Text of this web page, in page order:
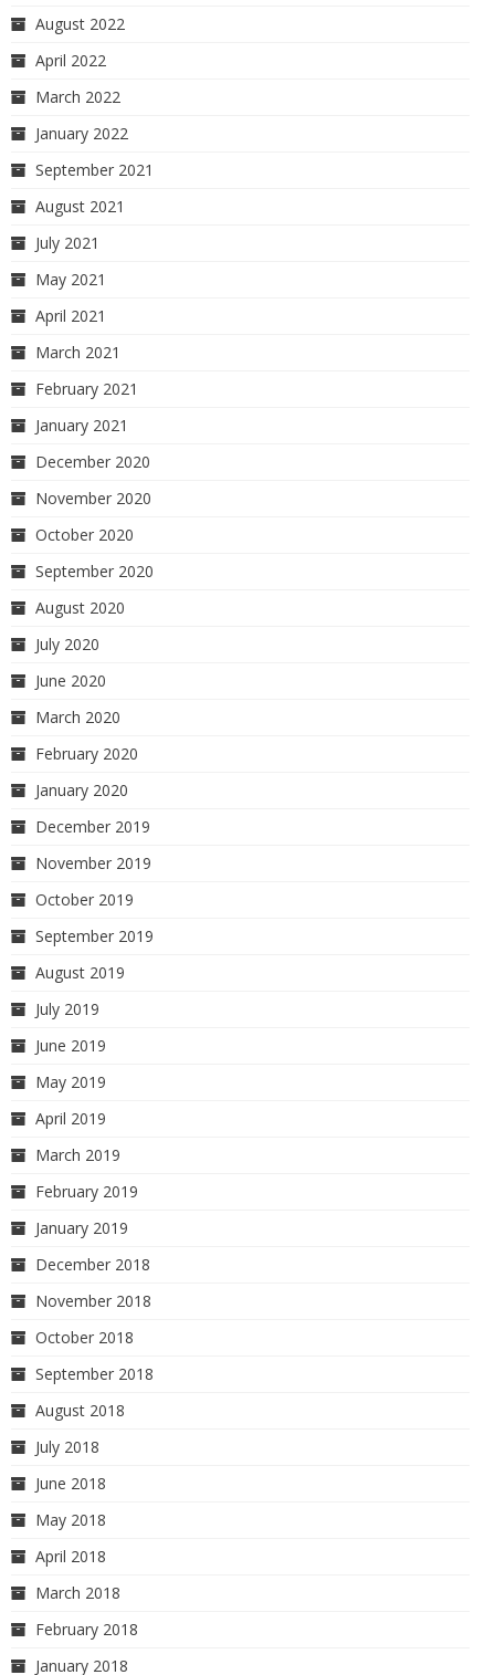
August 2022
April 2022
March 2022
January 2022
September 2021
August 2021
July 2021
May 2021
April 2021
March 2021
February 2021
January 2021
December 2020
November 2020
October 2020
September 2020
August 2020
July 2020
June 2020
March 2020
February 2020
January 2020
December 2019
November 2019
October 2019
September 2019
August 2019
July 2019
June 2019
May 2019
April 2019
March 2019
February 2019
January 2019
December 2018
November 2018
October 2018
September 2018
August 2018
July 2018
June 2018
May 2018
April 2018
March 2018
February 2018
January 2018